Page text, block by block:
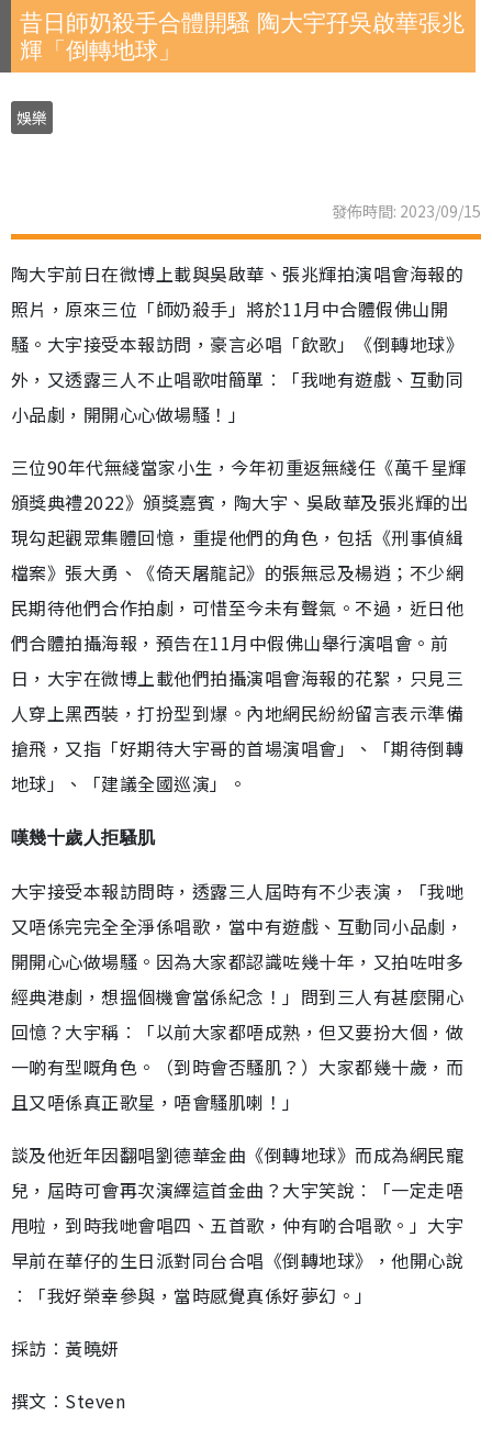
昔日師奶殺手合體開騷 陶大宇孖吳啟華張兆
輝「倒轉地球」
娛樂
發佈時間: 2023/09/15
陶大宇前日在微博上載與吳啟華、張兆輝拍演唱會海報的
照片，原來三位「師奶殺手」將於11月中合體假佛山開
騷。大宇接受本報訪問，豪言必唱「飲歌」《倒轉地球》
外，又透露三人不止唱歌咁簡單︰「我哋有遊戲、互動同
小品劇，開開心心做場騷！」
三位90年代無綫當家小生，今年初重返無綫任《萬千星輝
頒獎典禮2022》頒獎嘉賓，陶大宇、吳啟華及張兆輝的出
現勾起觀眾集體回憶，重提他們的角色，包括《刑事偵緝
檔案》張大勇、《倚天屠龍記》的張無忌及楊逍；不少網
民期待他們合作拍劇，可惜至今未有聲氣。不過，近日他
們合體拍攝海報，預告在11月中假佛山舉行演唱會。前
日，大宇在微博上載他們拍攝演唱會海報的花絮，只見三
人穿上黑西裝，打扮型到爆。內地網民紛紛留言表示準備
搶飛，又指「好期待大宇哥的首場演唱會」、「期待倒轉
地球」、「建議全國巡演」。
嘆幾十歲人拒騷肌
大宇接受本報訪問時，透露三人屆時有不少表演，「我哋
又唔係完完全全淨係唱歌，當中有遊戲、互動同小品劇，
開開心心做場騷。因為大家都認識咗幾十年，又拍咗咁多
經典港劇，想搵個機會當係紀念！」問到三人有甚麼開心
回憶？大宇稱︰「以前大家都唔成熟，但又要扮大個，做
一啲有型嘅角色。（到時會否騷肌？）大家都幾十歲，而
且又唔係真正歌星，唔會騷肌喇！」
談及他近年因翻唱劉德華金曲《倒轉地球》而成為網民寵
兒，屆時可會再次演繹這首金曲？大宇笑說︰「一定走唔
甩啦，到時我哋會唱四、五首歌，仲有啲合唱歌。」大宇
早前在華仔的生日派對同台合唱《倒轉地球》，他開心說
︰「我好榮幸參與，當時感覺真係好夢幻。」
採訪︰黃曉妍
撰文︰Steven